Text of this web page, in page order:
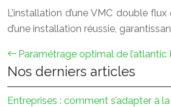
L’installation d’une VMC double
d’une installation réussie,
Paramétrage optimal de l’atlantic
Nos derniers articles
Entreprises : comment s’adapter à